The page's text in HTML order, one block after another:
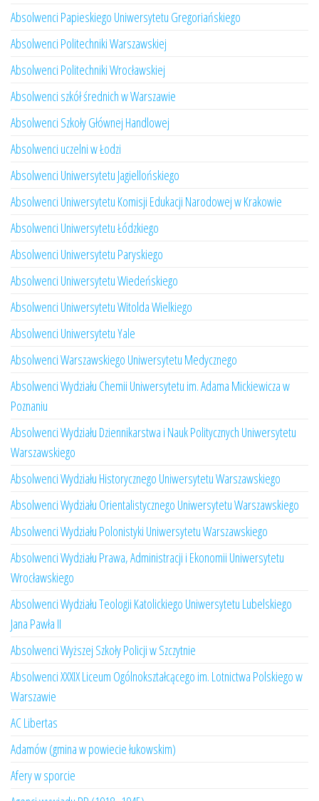
Absolwenci Papieskiego Uniwersytetu Gregoriańskiego
Absolwenci Politechniki Warszawskiej
Absolwenci Politechniki Wrocławskiej
Absolwenci szkół średnich w Warszawie
Absolwenci Szkoły Głównej Handlowej
Absolwenci uczelni w Łodzi
Absolwenci Uniwersytetu Jagiellońskiego
Absolwenci Uniwersytetu Komisji Edukacji Narodowej w Krakowie
Absolwenci Uniwersytetu Łódzkiego
Absolwenci Uniwersytetu Paryskiego
Absolwenci Uniwersytetu Wiedeńskiego
Absolwenci Uniwersytetu Witolda Wielkiego
Absolwenci Uniwersytetu Yale
Absolwenci Warszawskiego Uniwersytetu Medycznego
Absolwenci Wydziału Chemii Uniwersytetu im. Adama Mickiewicza w
Poznaniu
Absolwenci Wydziału Dziennikarstwa i Nauk Politycznych Uniwersytetu
Warszawskiego
Absolwenci Wydziału Historycznego Uniwersytetu Warszawskiego
Absolwenci Wydziału Orientalistycznego Uniwersytetu Warszawskiego
Absolwenci Wydziału Polonistyki Uniwersytetu Warszawskiego
Absolwenci Wydziału Prawa, Administracji i Ekonomii Uniwersytetu
Wrocławskiego
Absolwenci Wydziału Teologii Katolickiego Uniwersytetu Lubelskiego
Jana Pawła II
Absolwenci Wyższej Szkoły Policji w Szczytnie
Absolwenci XXXIX Liceum Ogólnokształcącego im. Lotnictwa Polskiego w
Warszawie
AC Libertas
Adamów (gmina w powiecie łukowskim)
Afery w sporcie